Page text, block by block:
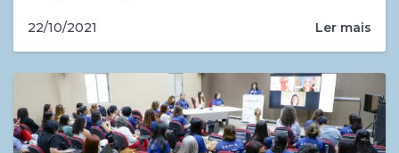
22/10/2021 Ler mais